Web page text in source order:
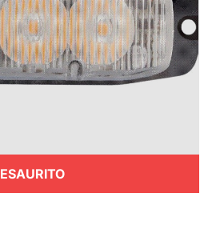
ESAURITO